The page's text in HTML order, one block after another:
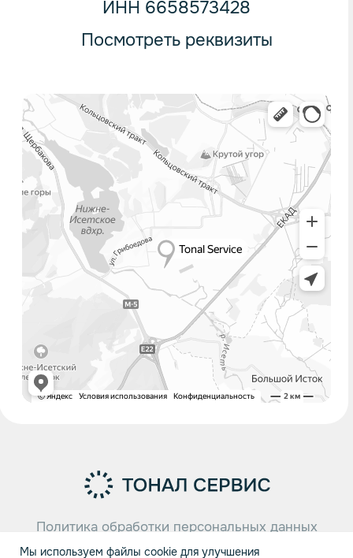
Мы используем файлы cookie для улучшения